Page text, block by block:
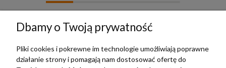
TERRADECO
Dbamy o Twoją prywatność
Pliki cookies i pokrewne im technologie umożliwiają poprawne
działanie strony i pomagają nam dostosować ofertę do